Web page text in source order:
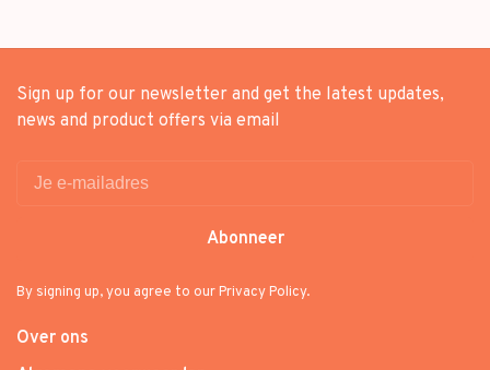
Sign up for our newsletter and get the latest updates,
news and product offers via email
Abonneer
By signing up, you agree to our Privacy Policy.
Over ons